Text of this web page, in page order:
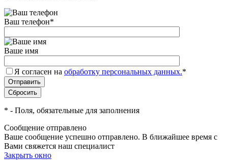
Ваш телефон*
Ваше имя
Я согласен на обработку персональных данных.*
* - Поля, обязательные для заполнения
Сообщение отправлено
Ваше сообщение успешно отправлено. В ближайшее время с
Вами свяжется наш специалист
Закрыть окно